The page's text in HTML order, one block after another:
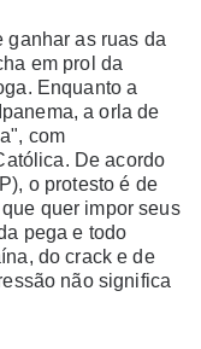
ganhar as ruas da
em prol da
Enquanto a
a orla de
com
De acordo
o protesto é de
quer impor seus
pega e todo
do crack e de
não significa